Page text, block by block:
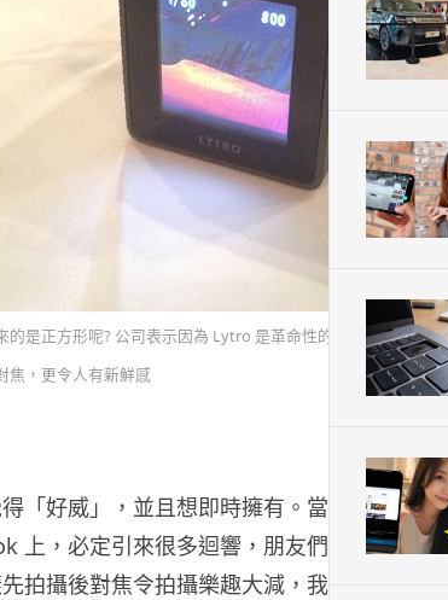
的是正方形呢? 公司表示因為 Lytro 是革命性的產品，不想跟
焦，更令人有新鮮感
「好威」，並且想即時擁有。當時腦裡閃
上，必定引來很多迴響，朋友們會搶著問
拍攝後對焦令拍攝樂趣大減，我就不太認